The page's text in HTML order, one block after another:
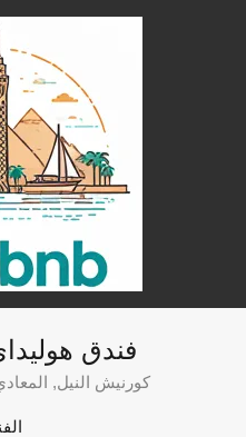
فندق
كورنيش النيل, المعادي, 11431 القاهرة,